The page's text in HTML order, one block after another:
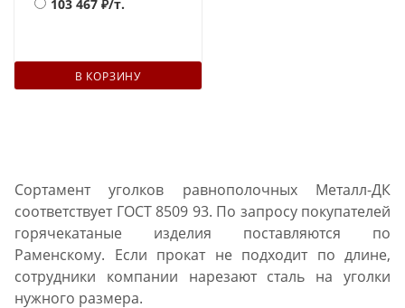
103 467 ₽/т.
В КОРЗИНУ
Сортамент уголков равнополочных Металл-ДК
соответствует ГОСТ 8509 93. По запросу покупателей
горячекатаные изделия поставляются по
Раменскому. Если прокат не подходит по длине,
сотрудники компании нарезают сталь на уголки
нужного размера.